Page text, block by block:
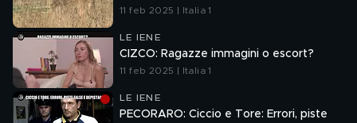
11 feb 2025 | Italia 1
LE IENE
CIZCO: Ragazze immagini o escort?
11 feb 2025 | Italia 1
LE IENE
PECORARO: Ciccio e Tore: Errori, piste